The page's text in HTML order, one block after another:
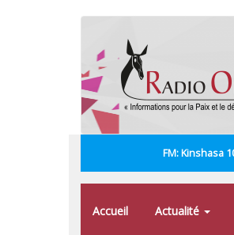
FM: Kinshasa
Accueil Actualité